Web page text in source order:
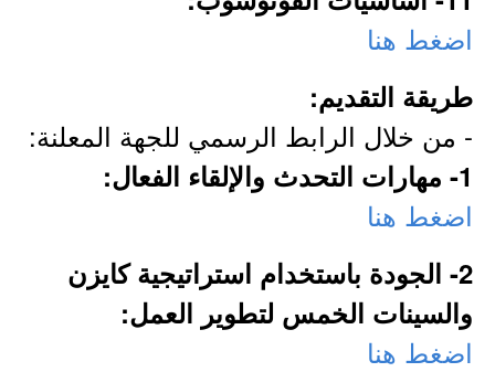
اضغط هنا
طريقة التقديم:
- من خلال الرابط الرسمي للجهة المعلنة:
1- مهارات التحدث والإلقاء الفعال:
اضغط هنا
2- الجودة باستخدام استراتيجية كايزن
والسينات الخمس لتطوير العمل:
اضغط هنا